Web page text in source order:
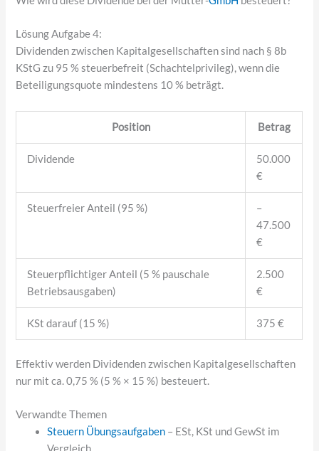
Lösung Aufgabe 4:
Dividenden zwischen Kapitalgesellschaften sind nach § 8b
KStG zu 95 % steuerbefreit (Schachtelprivileg), wenn die
Beteiligungsquote mindestens 10 % beträgt.
Position Betrag
Dividende
50.000
€
Steuerfreier Anteil (95 %)
–
47.500
€
Steuerpflichtiger Anteil (5 % pauschale
Betriebsausgaben)
2.500
€
KSt darauf (15 %) 375 €
Effektiv werden Dividenden zwischen Kapitalgesellschaften
nur mit ca. 0,75 % (5 % × 15 %) besteuert.
Verwandte Themen
Steuern Übungsaufgaben – ESt, KSt und GewSt im
Vergleich